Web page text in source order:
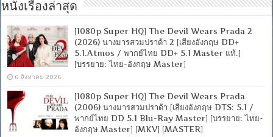
หนังเรื่องล่าสุด
[1080p Super HQ] The Devil Wears Prada 2
(2026) นางมารสวมปราด้า 2 [เสียงอังกฤษ DD+
5.1.Atmos / พากย์ไทย DD+ 5.1 Master แท้.]
[บรรยาย: ไทย-อังกฤษ Master]
6 สิงหาคม 2026
[1080p Super HQ] The Devil Wears Prada
(2006) นางมารสวมปราด้า [เสียงอังกฤษ DTS: 5.1 /
พากย์ไทย DD 5.1 Blu-Ray Master] [บรรยาย: ไทย-
อังกฤษ Master] [MKV] [MASTER]